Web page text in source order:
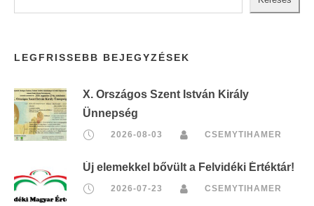
LEGFRISSEBB BEJEGYZÉSEK
X. Országos Szent István Király
Ünnepség
2026-08-03 CSEMYTIHAMER
Új elemekkel bővült a Felvidéki Értéktár!
2026-07-23 CSEMYTIHAMER